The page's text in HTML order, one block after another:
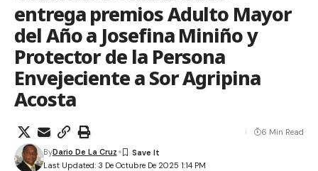
entrega premios Adulto Mayor
del Año a Josefina Miniño y
Protector de la Persona
Envejeciente a Sor Agripina
Acosta
Last Updated: 3 De Octubre De 2025 1:14 PM
ByDario De La Cruz
6 Min Read